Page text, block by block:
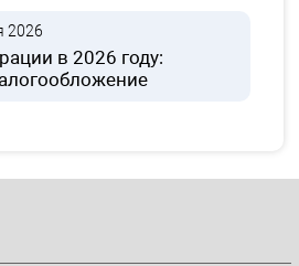
2026
в 2026 году: